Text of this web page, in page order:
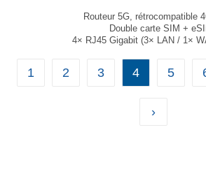
Routeur 5G, rétrocompatible
Double carte SIM +
4× RJ45 Gigabit (3× LAN / 1×
Interfaces RS-232 & RS-
GPS, GLONASS, Galileo,
Dimensions : 132 × 44,2 ×
1 2 3 4 5
›